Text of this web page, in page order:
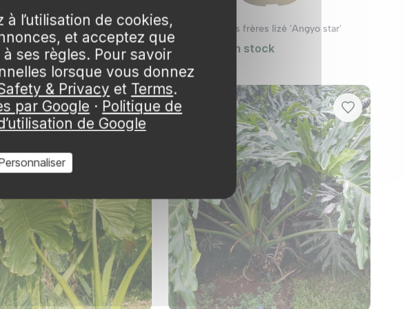
sont à privilégier. Elles demandent peu de soins et sont
ou certaines variétés de philodendron peuvent offrir un
plusieurs plantes de tailles, de textures et de hauteurs
des frères lizé
en stock
Lierre-aralia des frères lizé 'Angyo star'
19,99 € 🌱 en stock
Pot 3,5L
l’utilisation de cookies,
et acceptez que
ses règles. Pour savoir
lorsque vous donnez
& Privacy et Terms.
par Google · Politique de
de Google